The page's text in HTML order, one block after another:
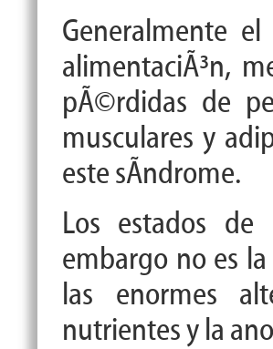
Generalmente
alimentaciÃ³n,
pÃ©rdidas de
musculares y
este sÃ­ndrome.
Los estados de
embargo no es
las enormes
nutrientes y la